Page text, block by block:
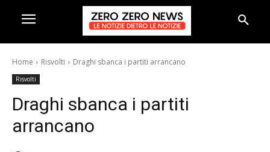
Home Risvolti Draghi sbanca i partiti arrancano
Risvolti
Draghi sbanca i partiti
arrancano